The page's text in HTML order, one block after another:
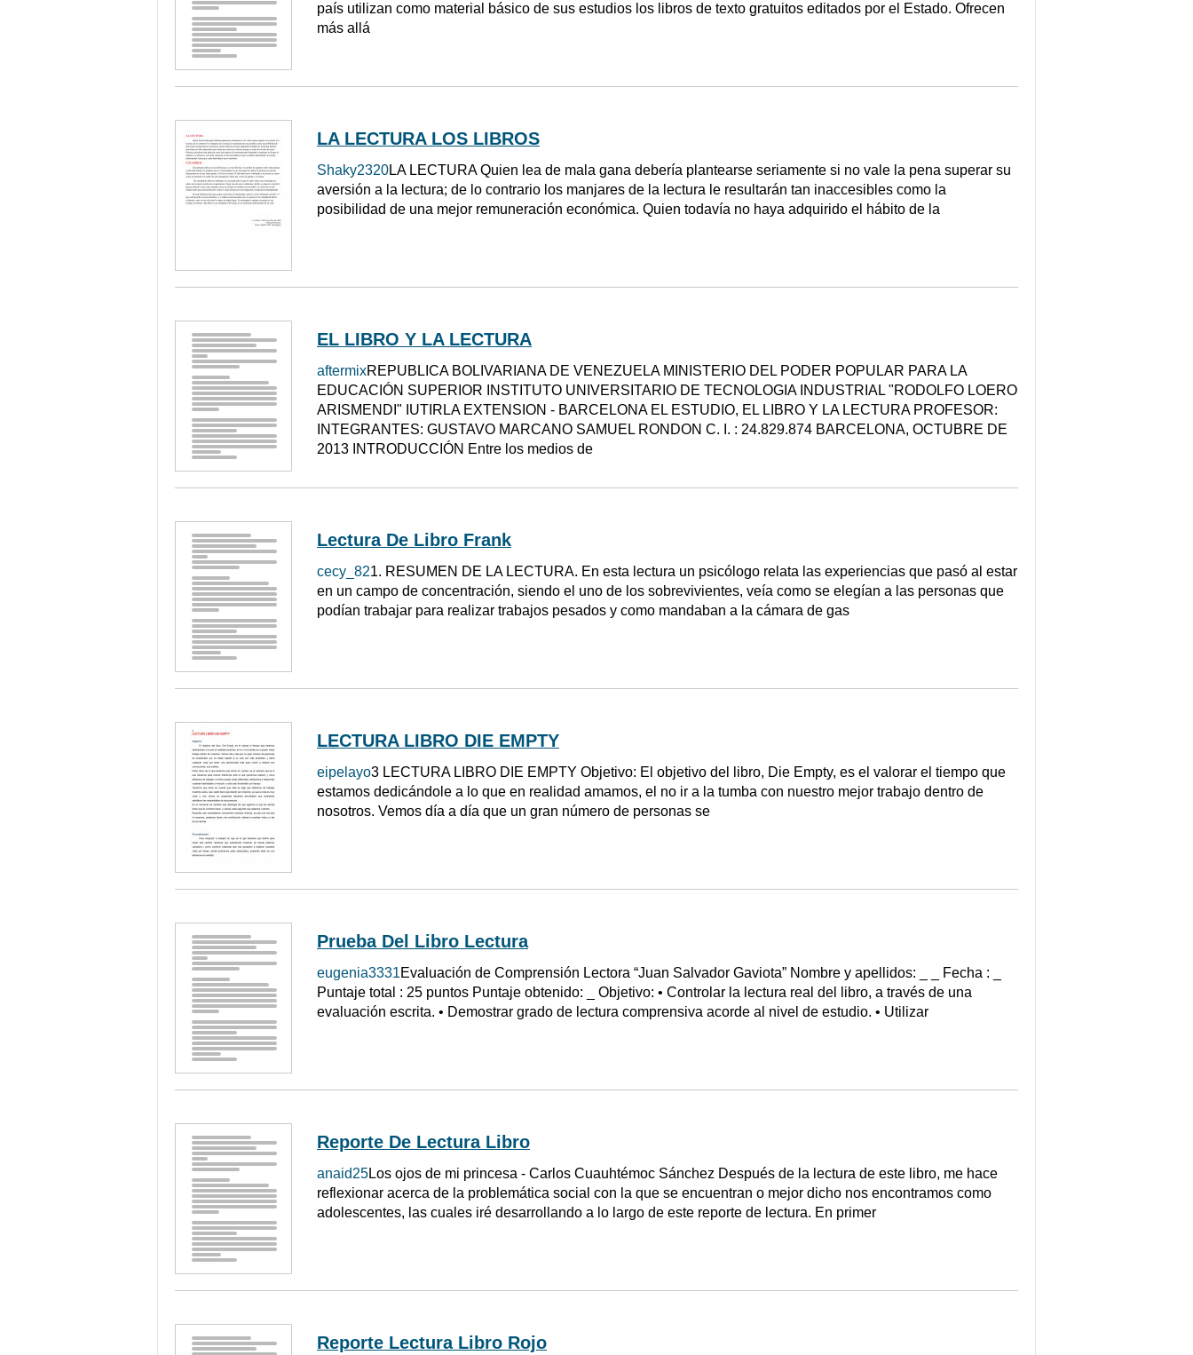
país utilizan como material básico de sus estudios los libros de texto gratuitos editados por el Estado. Ofrecen
más allá
LA LECTURA LOS LIBROS
Shaky2320LA LECTURA Quien lea de mala gana debería plantearse seriamente si no vale la pena superar su
aversión a la lectura; de lo contrario los manjares de la lectura le resultarán tan inaccesibles como la
posibilidad de una mejor remuneración económica. Quien todavía no haya adquirido el hábito de la
EL LIBRO Y LA LECTURA
aftermixREPUBLICA BOLIVARIANA DE VENEZUELA MINISTERIO DEL PODER POPULAR PARA LA
EDUCACIÓN SUPERIOR INSTITUTO UNIVERSITARIO DE TECNOLOGIA INDUSTRIAL "RODOLFO LOERO
ARISMENDI" IUTIRLA EXTENSION - BARCELONA EL ESTUDIO, EL LIBRO Y LA LECTURA PROFESOR:
INTEGRANTES: GUSTAVO MARCANO SAMUEL RONDON C. I. : 24.829.874 BARCELONA, OCTUBRE DE
2013 INTRODUCCIÓN Entre los medios de
Lectura De Libro Frank
cecy_821. RESUMEN DE LA LECTURA. En esta lectura un psicólogo relata las experiencias que pasó al estar
en un campo de concentración, siendo el uno de los sobrevivientes, veía como se elegían a las personas que
podían trabajar para realizar trabajos pesados y como mandaban a la cámara de gas
LECTURA LIBRO DIE EMPTY
eipelayo3 LECTURA LIBRO DIE EMPTY Objetivo: El objetivo del libro, Die Empty, es el valorar el tiempo que
estamos dedicándole a lo que en realidad amamos, el no ir a la tumba con nuestro mejor trabajo dentro de
nosotros. Vemos día a día que un gran número de personas se
Prueba Del Libro Lectura
eugenia3331Evaluación de Comprensión Lectora “Juan Salvador Gaviota” Nombre y apellidos: _ _ Fecha : _
Puntaje total : 25 puntos Puntaje obtenido: _ Objetivo: • Controlar la lectura real del libro, a través de una
evaluación escrita. • Demostrar grado de lectura comprensiva acorde al nivel de estudio. • Utilizar
Reporte De Lectura Libro
anaid25Los ojos de mi princesa - Carlos Cuauhtémoc Sánchez Después de la lectura de este libro, me hace
reflexionar acerca de la problemática social con la que se encuentran o mejor dicho nos encontramos como
adolescentes, las cuales iré desarrollando a lo largo de este reporte de lectura. En primer
Reporte Lectura Libro Rojo